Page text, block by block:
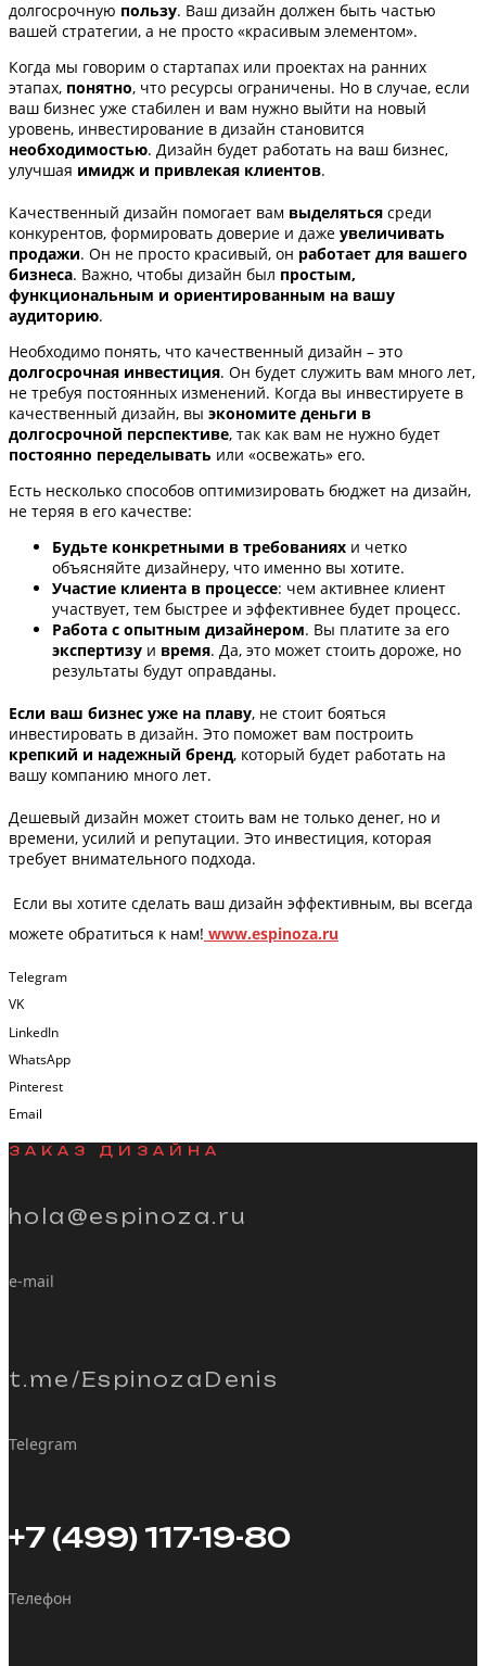
долгосрочную пользу. Ваш дизайн должен быть частью
вашей стратегии, а не просто «красивым элементом».
Когда мы говорим о стартапах или проектах на ранних
этапах, понятно, что ресурсы ограничены. Но в случае, если
ваш бизнес уже стабилен и вам нужно выйти на новый
уровень, инвестирование в дизайн становится
необходимостью. Дизайн будет работать на ваш бизнес,
улучшая имидж и привлекая клиентов.
Качественный дизайн помогает вам выделяться среди
конкурентов, формировать доверие и даже увеличивать
продажи. Он не просто красивый, он работает для вашего
бизнеса. Важно, чтобы дизайн был простым,
функциональным и ориентированным на вашу
аудиторию.
Необходимо понять, что качественный дизайн – это
долгосрочная инвестиция. Он будет служить вам много лет,
не требуя постоянных изменений. Когда вы инвестируете в
качественный дизайн, вы экономите деньги в
долгосрочной перспективе, так как вам не нужно будет
постоянно переделывать или «освежать» его.
Есть несколько способов оптимизировать бюджет на дизайн,
не теряя в его качестве:
Будьте конкретными в требованиях и четко
объясняйте дизайнеру, что именно вы хотите.
Участие клиента в процессе: чем активнее клиент
участвует, тем быстрее и эффективнее будет процесс.
Работа с опытным дизайнером. Вы платите за его
экспертизу и время. Да, это может стоить дороже, но
результаты будут оправданы.
Если ваш бизнес уже на плаву, не стоит бояться
инвестировать в дизайн. Это поможет вам построить
крепкий и надежный бренд, который будет работать на
вашу компанию много лет.
Дешевый дизайн может стоить вам не только денег, но и
времени, усилий и репутации. Это инвестиция, которая
требует внимательного подхода.
Если вы хотите сделать ваш дизайн эффективным, вы всегда
можете обратиться к нам! www.espinoza.ru
Telegram
VK
LinkedIn
WhatsApp
Pinterest
Email
ЗАКАЗ ДИЗАЙНА
hola@espinoza.ru
e-mail
t.me/EspinozaDenis
Telegram
+7 (499) 117-19-80
Телефон